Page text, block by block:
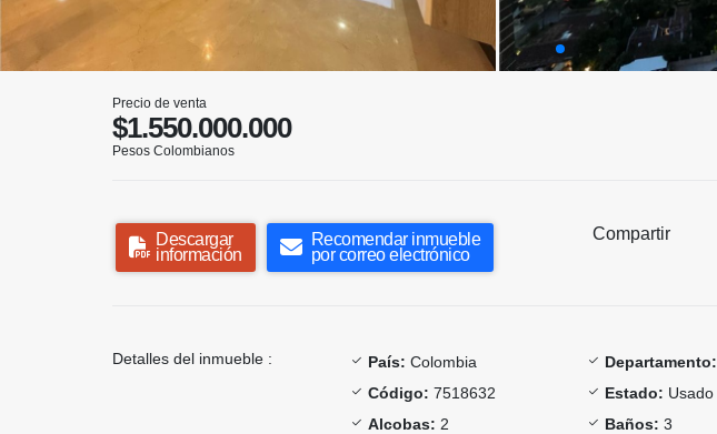
Precio de venta
$1.550.000.000
Pesos Colombianos
Descargar
información
Recomendar inmueble
por correo electrónico
Compartir
Detalles del inmueble : País: Colombia Departamento:
Código: 7518632 Estado: Usado
Alcobas: 2 Baños: 3